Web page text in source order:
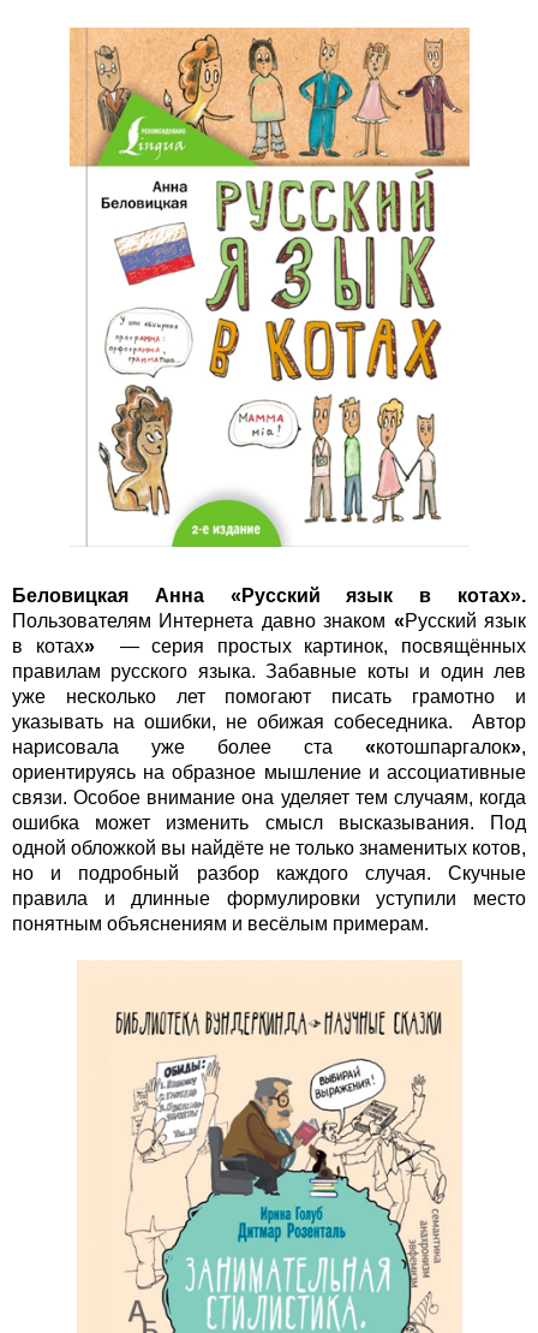
Беловицкая Анна« Русский язык в котах».
Пользователям Интернета давно знаком «Русский язык
в котах»— серия простых картинок, посвящённых
правилам русского языка. Забавные коты и один лев
уже несколько лет помогают писать грамотно и
указывать на ошибки, не обижая собеседника. Автор
нарисовала уже более ста «котошпаргалок»,
ориентируясь на образное мышление и ассоциативные
связи. Особое внимание она уделяет тем случаям, когда
ошибка может изменить смысл высказывания. Под
одной обложкой вы найдёте не только знаменитых котов,
но и подробный разбор каждого случая. Скучные
правила и длинные формулировки уступили место
понятным объяснениям и весёлым примерам.